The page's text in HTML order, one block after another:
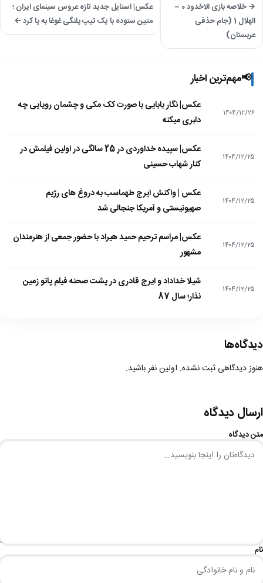
→ خلاصه بازی الاخدود 0 –
الهلال 1 (جام حذفی
عربستان)
عکس| استایل جدید تازه عروس سینمای ایران ؛
متین ستوده با یک تیپ پلنگی غوغا به پا کرد ←
📢مهم‌ترین اخبار
۱۴۰۴/۱۲/۲۶
عکس| نگار بابایی با صورت کک مکی و چشمان رویایی چه
دلبری میکنه
۱۴۰۴/۱۲/۲۵
عکس| سپیده خداوردی در 25 سالگی در اولین فیلمش در
کنار شهاب حسینی
۱۴۰۴/۱۲/۲۵
عکس | واکنش ایرج طهماسب به دروغ های رژیم
صهیونیستی و آمریکا جنجالی شد
۱۴۰۴/۱۲/۲۵
عکس| مراسم ترحیم حمید هیراد با حضور جمعی از هنرمندان
مشهور
۱۴۰۴/۱۲/۲۵
شیلا خداداد و ایرج قادری در پشت صحنه فیلم پاتو زمین
نذار؛ سال 87
دیدگاه‌ها
هنوز دیدگاهی ثبت نشده. اولین نفر باشید.
ارسال دیدگاه
متن دیدگاه
نام